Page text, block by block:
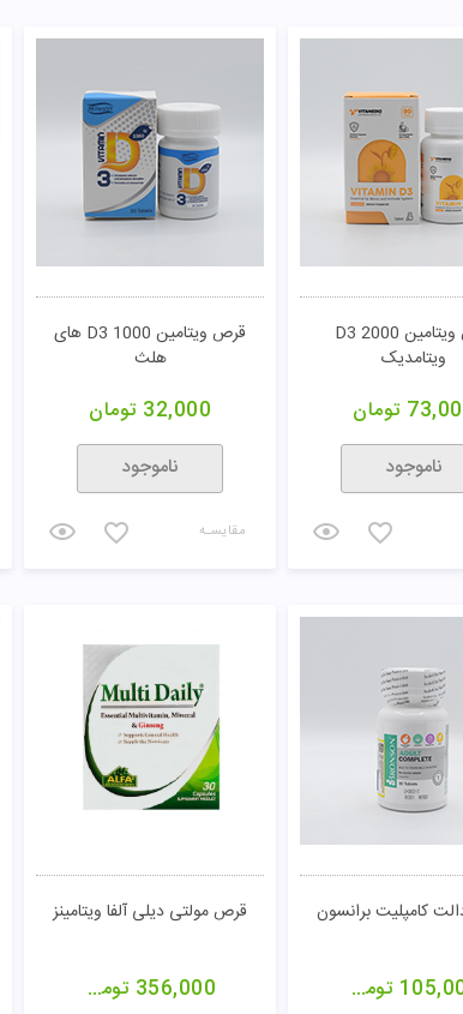
قرص ویتامین D3 2000
ویتامدیک
تومان
ناموجود
قرص ویتامین D3 1000 های
هلث
32,000 تومان
ناموجود
مقایسـه
کامپلیت برانسون
تومان
قرص مولتی دیلی آلفا ویتامینز
356,000 تومان